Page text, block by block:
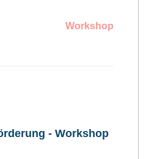
Workshop
- Workshop